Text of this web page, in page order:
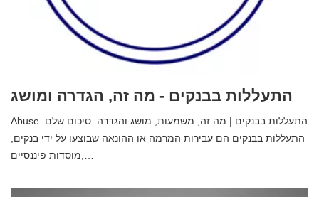
התעללות בבנקים - מה זה, הגדרה ומושג
Abuse התעללות בבנקים | מה זה, משמעות, מושג והגדרה. סיכום שלם.
התעללות בבנקים הם עבירות המרמה או ההונאה שבוצעו על ידי בנקים,